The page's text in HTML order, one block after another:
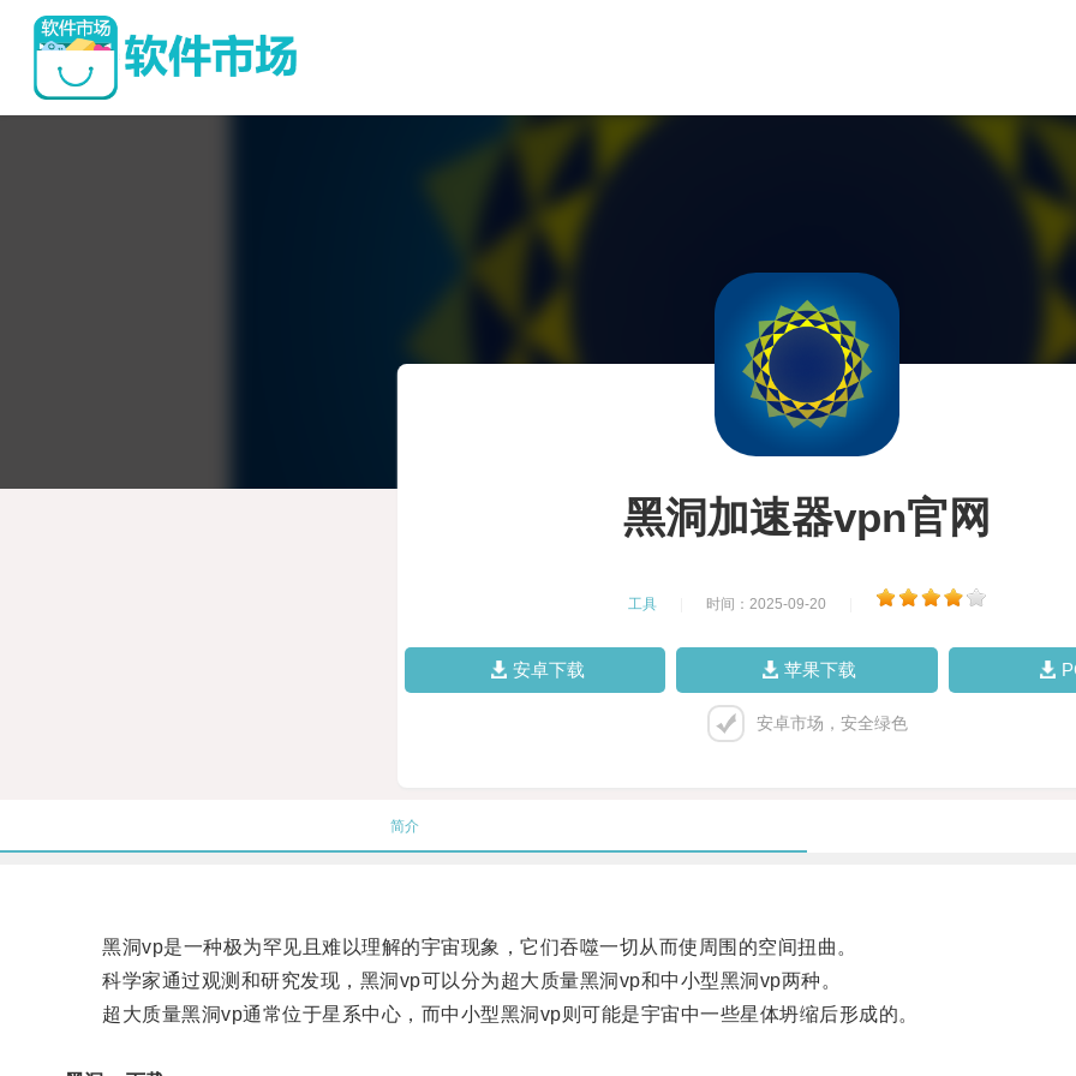
黑洞加速器vpn官网
工具 时间：2025-09-20
安卓下载 苹果下载
安卓市场，安全绿色
简介
黑洞vp是一种极为罕见且难以理解的宇宙现象，它们吞噬一切从而使周围的空间扭曲。
科学家通过观测和研究发现，黑洞vp可以分为超大质量黑洞vp和中小型黑洞vp两种。
超大质量黑洞vp通常位于星系中心，而中小型黑洞vp则可能是宇宙中一些星体坍缩后形成的。